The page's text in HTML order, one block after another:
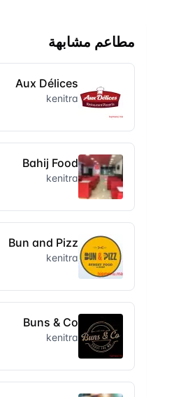
مطاعم مشابهة
Aux Délices
kenitra
Bahij Food
kenitra
Bun and Pizz
kenitra
Buns & Co
kenitra